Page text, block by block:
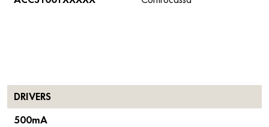
DRIVERS
500mA